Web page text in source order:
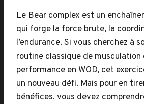
Le Bear complex est un
qui forge la force brute, la
l’endurance. Si vous cherchez à
routine classique de
performance en WOD, cet
un nouveau défi. Mais pour en
bénéfices, vous devez